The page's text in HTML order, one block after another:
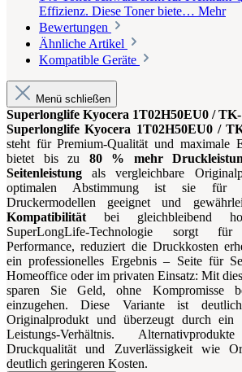
Effizienz. Diese Toner biete… Mehr
Bewertungen
Ähnliche Artikel
Kompatible Geräte
Menü schließen
Superlonglife Kyocera 1T02H50EU0 /
Superlonglife Kyocera 1T02H50EU0 /
steht für Premium-Qualität und maximale
bietet bis zu 80 % mehr
Seitenleistung als vergleichbare
optimalen Abstimmung ist sie für
Druckermodellen geeignet und
Kompatibilitätbei gleichbleibend
SuperLongLife-Technologie sorgt
Performance, reduziert die Druckkosten
ein professionelles Ergebnis – Seite für
Homeoffice oder im privaten Einsatz: Mit
sparen Sie Geld, ohne Kompromisse
einzugehen. Diese Variante ist
Originalprodukt und überzeugt durch ein
Leistungs-Verhältnis.
Druckqualität und Zuverlässigkeit wie
deutlich geringeren Kosten.